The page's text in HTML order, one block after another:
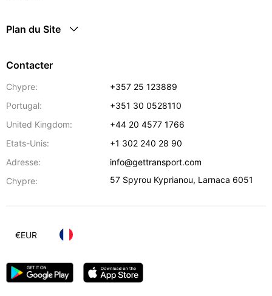
Plan du Site
Contacter
Chypre:
+357 25 123889
Portugal:
+351 30 0528110
United Kingdom:
+44 20 4577 1766
Etats-Unis:
+1 302 240 28 90
Adresse:
info@gettransport.com
Chypre:
57 Spyrou Kyprianou, Larnaca 6051
€EUR